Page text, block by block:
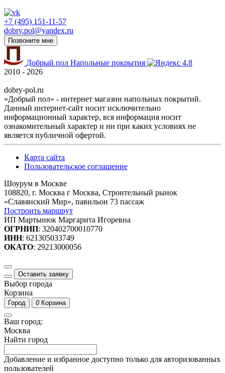
+7 (495) 151-11-57
dobry.pol@yandex.ru
Позвоните мне
Добрый пол Напольные покрытия
4.8
2010 - 2026
dobry-pol.ru
«Добрый пол» - интернет магазин напольных покрытий.
Данный интернет-сайт носит исключительно
информационный характер, вся информация носит
ознакомительный характер и ни при каких условиях не
является публичной офертой.
Карта сайта
Пользовательское соглашение
Шоурум в Москве
108820, г. Москва г Москва, Строительный рынок
«Славянский Мир», павильон 73 пассаж
Построить маршрут
ИП Мартынюк Маргарита Игоревна
ОГРНИП: 320402700010770
ИНН: 621305033749
ОКАТО: 29213000056
Оставить заявку
Выбор города
Корзина
Город 0 Корзина
Ваш город:
Москва
Найти город
Добавление и избранное доступно только для авторизованных
пользователей